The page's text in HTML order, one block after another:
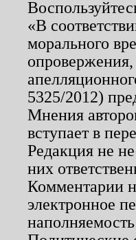
«В
морального
5325/2012)
Мнения
вступает в
Редакция не
них
Комментарии
электронное